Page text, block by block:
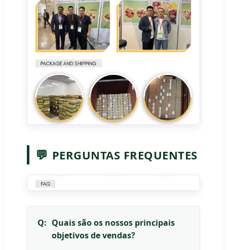
💬 PERGUNTAS FREQUENTES
Q: Quais são os nossos principais
objetivos de vendas?